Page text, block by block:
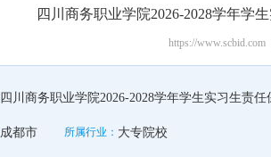
四川商务职业学院2026-2028学年学
https://www.scbid.com
四川商务职业学院2026-2028学年学生实习生责
成都市 所属行业： 大专院校